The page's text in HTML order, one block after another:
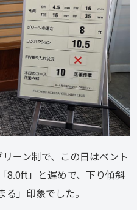
ーン制で、この日はベント
8.0ft」と遅めで、下り傾斜
」印象でした。